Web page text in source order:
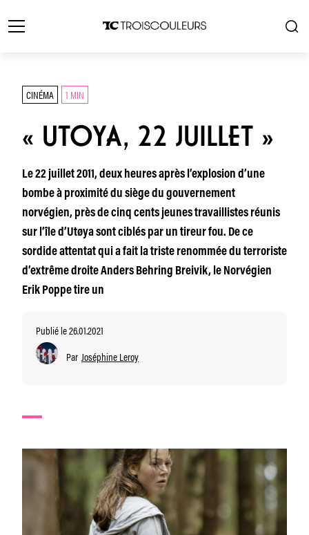
CINÉMA 1 MIN
« UTOYA, 22 JUILLET »
Le 22 juillet 2011, deux heures après l’explosion d’une
bombe à proximité du siège du gouvernement
norvégien, près de cinq cents jeunes travaillistes réunis
sur l’île d’Utøya sont ciblés par un tireur fou. De ce
sordide attentat qui a fait la triste renommée du terroriste
d’extrême droite Anders Behring Breivik, le Norvégien
Erik Poppe tire un
Publié le 26.01.2021
Par Joséphine Leroy